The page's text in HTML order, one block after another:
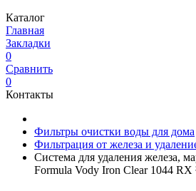
Каталог
Главная
Закладки
0
Сравнить
0
Контакты
Фильтры очистки воды для дома
Фильтрация от железа и
Система для удаления железа,
Formula Vody Iron Clear 1044